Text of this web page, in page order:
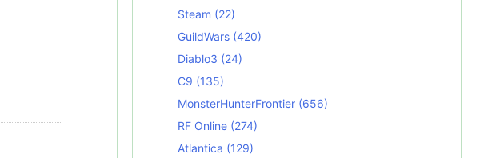
Steam (22)
GuildWars (420)
Diablo3 (24)
C9 (135)
MonsterHunterFrontier (656)
RF Online (274)
Atlantica (129)